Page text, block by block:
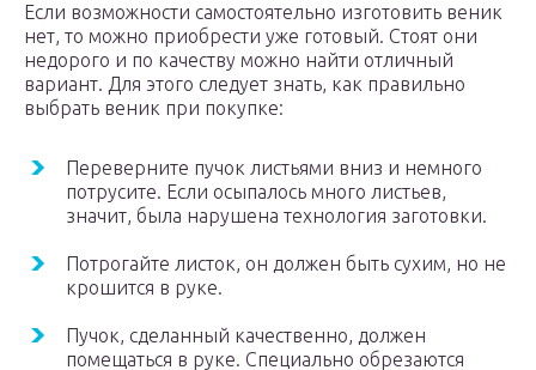
Если возможности самостоятельно изготовить веник
нет, то можно приобрести уже готовый. Стоят они
недорого и по качеству можно найти отличный
вариант. Для этого следует знать, как правильно
выбрать веник при покупке:
Переверните пучок листьями вниз и немного
потрусите. Если осыпалось много листьев,
значит, была нарушена технология заготовки.
Потрогайте листок, он должен быть сухим, но не
крошится в руке.
Пучок, сделанный качественно, должен
помещаться в руке. Специально обрезаются